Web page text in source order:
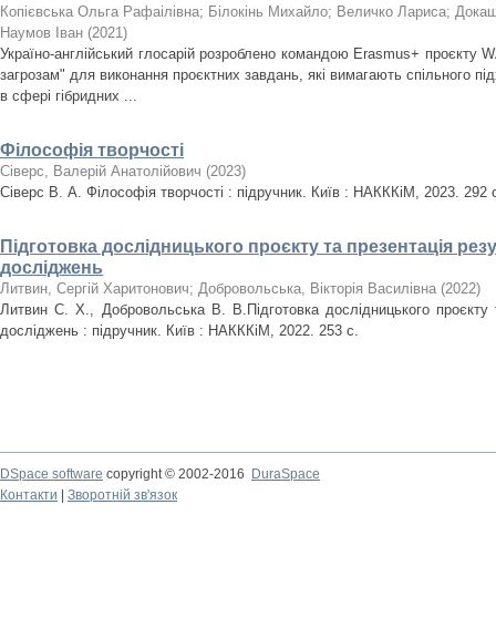
Копієвська Ольга Рафаілівна; Білокінь Михайло; Величко Лариса;
Наумов Іван (2021)
Україно-англійський глосарій розроблено командою Erasmus+ проєкту
загрозам" для виконання проєктних завдань, які вимагають спільного
в сфері гібридних ...
Філософія творчості
Сіверс, Валерій Анатолійович (2023)
Сіверс В. А. Філософія творчості : підручник. Київ : НАКККіМ, 2023. 292
Підготовка дослідницького проєкту та презентація
досліджень
Литвин, Сергій Харитонович; Добровольська, Вікторія Василівна (2022)
Литвин С. Х., Добровольська В. В.Підготовка дослідницького проєкту
досліджень : підручник. Київ : НАКККіМ, 2022. 253 с.
DSpace software copyright © 2002-2016
DuraSpace
Контакти
Зворотній зв'язок